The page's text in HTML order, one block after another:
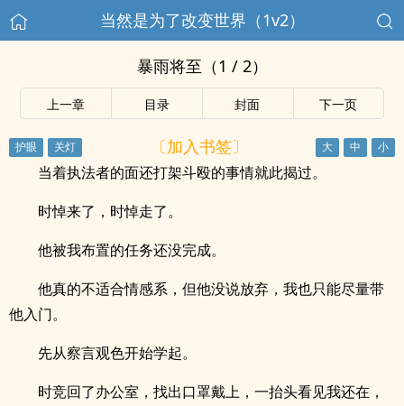
当然是为了改变世界（1v2）
暴雨将至（1 / 2）
上一章 目录 封面 下一页
〔加入书签〕
当着执法者的面还打架斗殴的事情就此揭过。
时悼来了，时悼走了。
他被我布置的任务还没完成。
他真的不适合情感系，但他没说放弃，我也只能尽量带
他入门。
先从察言观色开始学起。
时竞回了办公室，找出口罩戴上，一抬头看见我还在，